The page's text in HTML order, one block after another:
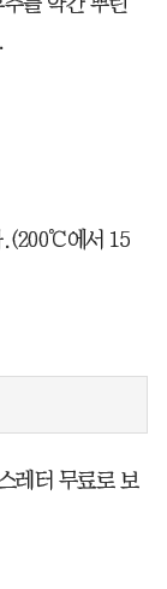
.(200℃에서 15
레터 무료로 보